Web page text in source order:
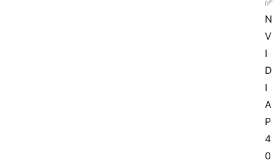
N
V
I
D
I
A
P
4
0